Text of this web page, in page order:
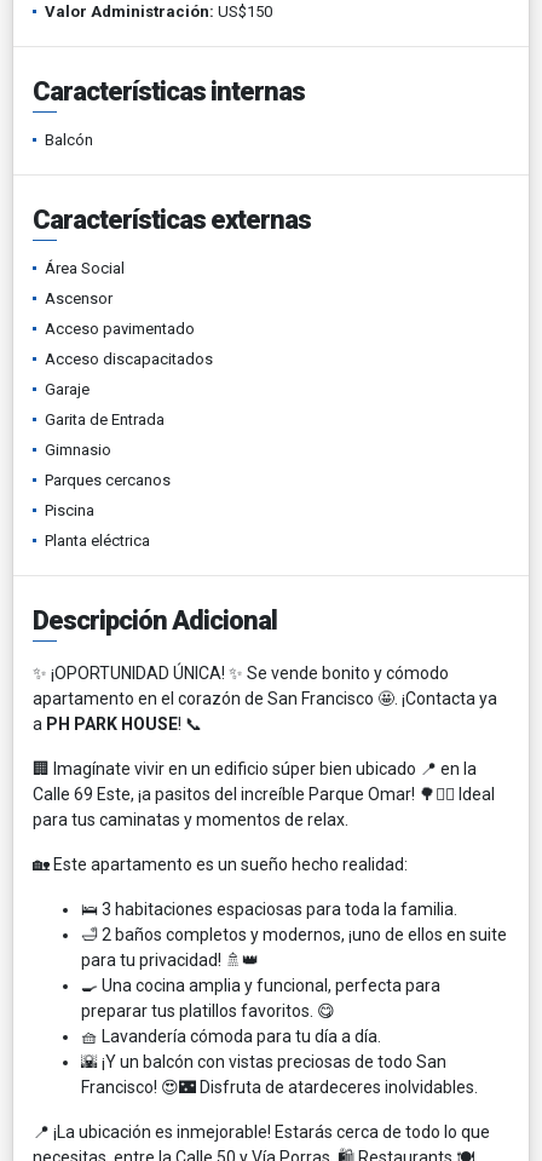
Valor Administración: US$150
Características internas
Balcón
Características externas
Área Social
Ascensor
Acceso pavimentado
Acceso discapacitados
Garaje
Garita de Entrada
Gimnasio
Parques cercanos
Piscina
Planta eléctrica
Descripción Adicional
✨ ¡OPORTUNIDAD ÚNICA! ✨ Se vende bonito y cómodo
apartamento en el corazón de San Francisco 🤩. ¡Contacta ya
a PH PARK HOUSE! 📞
🏢 Imagínate vivir en un edificio súper bien ubicado 📍 en la
Calle 69 Este, ¡a pasitos del increíble Parque Omar! 🌳🚶‍♀️ Ideal
para tus caminatas y momentos de relax.
🏡 Este apartamento es un sueño hecho realidad:
🛌 3 habitaciones espaciosas para toda la familia.
🛁 2 baños completos y modernos, ¡uno de ellos en suite
para tu privacidad! 🚿👑
🍳 Una cocina amplia y funcional, perfecta para
preparar tus platillos favoritos. 😋
🧺 Lavandería cómoda para tu día a día.
🌇 ¡Y un balcón con vistas preciosas de todo San
Francisco! 😍🌃 Disfruta de atardeceres inolvidables.
📍 ¡La ubicación es inmejorable! Estarás cerca de todo lo que